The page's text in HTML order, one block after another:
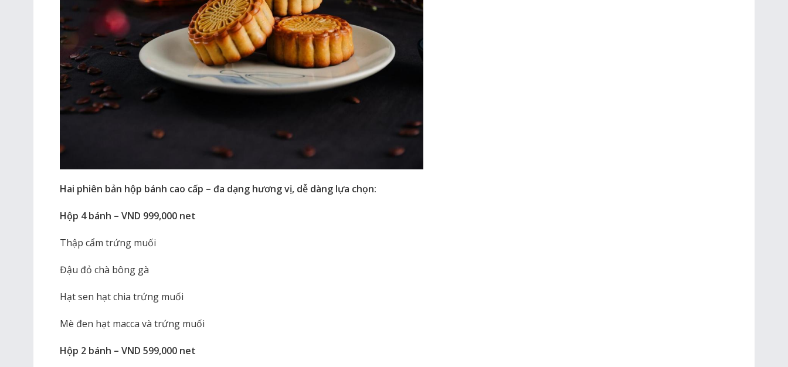
Hai phiên bản hộp bánh cao cấp – đa dạng hương vị, dễ dàng lựa chọn:
Hộp 4 bánh – VND 999,000 net
Thập cẩm trứng muối
Đậu đỏ chà bông gà
Hạt sen hạt chia trứng muối
Mè đen hạt macca và trứng muối
Hộp 2 bánh – VND 599,000 net